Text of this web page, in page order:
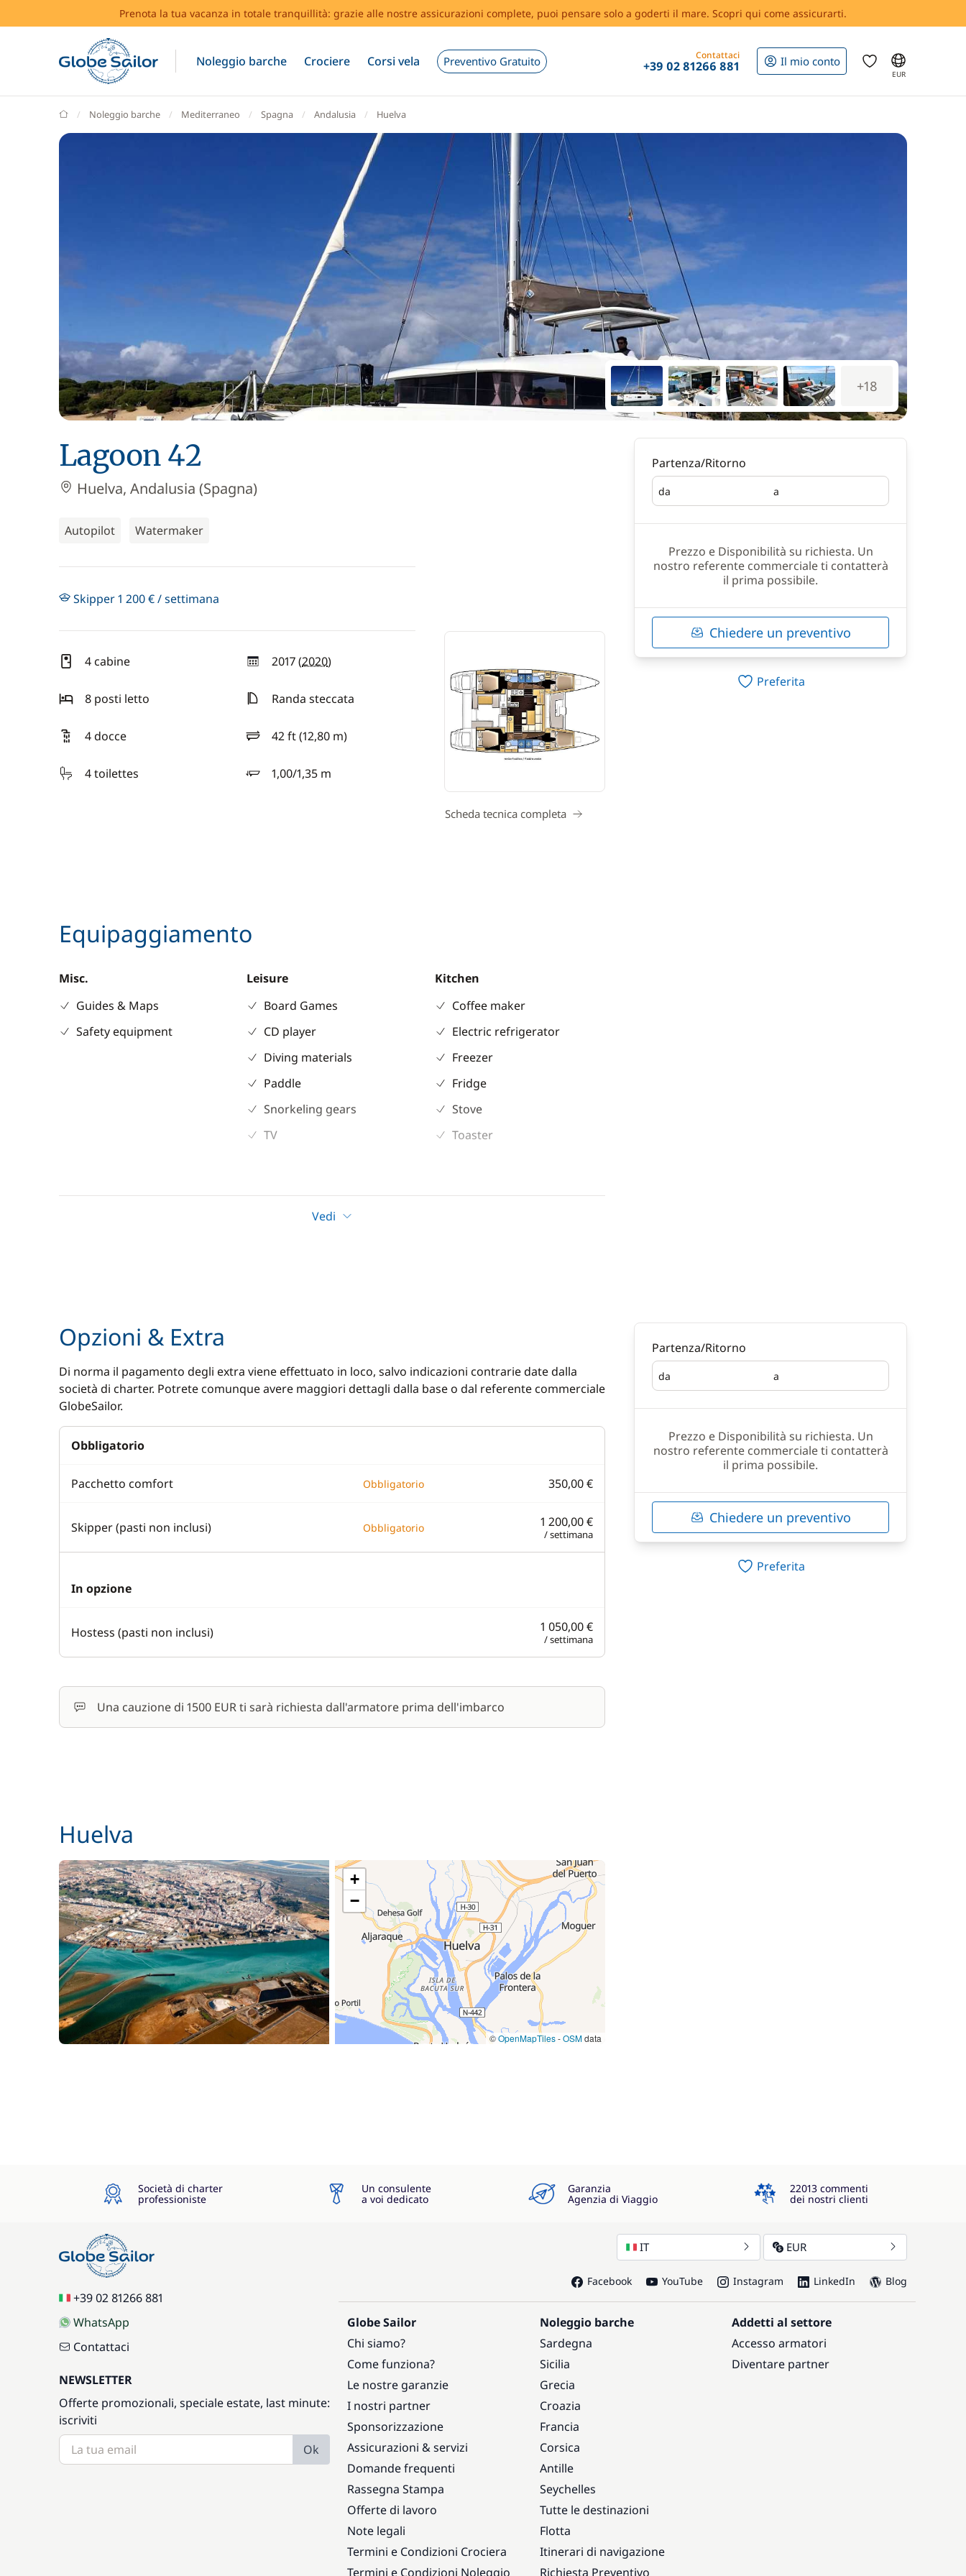
Prenota la tua vacanza in totale tranquillità: grazie alle nostre assicurazioni complete, puoi pensare solo a goderti il mare. Scopri qui come assicurarti.
Noleggio barche Crociere Corsi vela Preventivo Gratuito Contattaci
+39 02 81266 881 Il mio conto
EUR
GlobeSailor
Noleggio barche Mediterraneo Spagna Andalusia Huelva
+18
Lagoon 42
Huelva, Andalusia (Spagna)
Autopilot Watermaker
Skipper 1 200 € / settimana
4 cabine 2017 (2020)
anno
8 posti letto
Randa steccata
4 docce 42 ft (12,80 m)
lunghezza
4 toilettes
1,00/1,35 m
pescaggio
Scheda tecnica completa
Equipaggiamento
Misc.
Guides & Maps
Safety equipment
Leisure
Board Games
CD player
Diving materials
Paddle
Snorkeling gears
TV
Kitchen
Coffee maker
Electric refrigerator
Freezer
Fridge
Stove
Toaster
Speedometer
VHF DSC
Speakers in cockpit
Swimming ladder
Vedi
Partenza/Ritorno
da
Partenza a
Ritorno
Prezzo e Disponibilità su richiesta. Un
nostro referente commerciale ti contatterà
il prima possibile.
Chiedere un preventivo
Preferita
Opzioni & Extra
Di norma il pagamento degli extra viene effettuato in loco, salvo indicazioni contrarie date dalla
società di charter. Potrete comunque avere maggiori dettagli dalla base o dal referente commerciale
GlobeSailor.
Obbligatorio
Pacchetto comfort Obbligatorio 350,00 €
Skipper (pasti non inclusi) Obbligatorio 1 200,00 €
/ settimana
In opzione
Hostess (pasti non inclusi) 1 050,00 €
/ settimana
Una cauzione di 1500 EUR ti sarà richiesta dall'armatore prima dell'imbarco
Huelva
+
−
©OpenMapTiles-OSMdata
Partenza/Ritorno
da
Partenza a
Ritorno
Prezzo e Disponibilità su richiesta. Un
nostro referente commerciale ti contatterà
il prima possibile.
Chiedere un preventivo
Preferita
Società di charter
professioniste
Un consulente
a voi dedicato
Garanzia
Agenzia di Viaggio
4.3
22013 commenti
dei nostri clienti
+39 02 81266 881
WhatsApp
Contattaci
NEWSLETTER
Offerte promozionali, speciale estate, last minute:
iscriviti
Ok
IT EUR
Facebook YouTube Instagram LinkedIn Blog
Globe Sailor
Chi siamo?
Come funziona?
Le nostre garanzie
I nostri partner
Sponsorizzazione
Assicurazioni & servizi
Domande frequenti
Rassegna Stampa
Offerte di lavoro
Note legali
Termini e Condizioni Crociera
Termini e Condizioni Noleggio
Noleggio barche
Sardegna
Sicilia
Grecia
Croazia
Francia
Corsica
Antille
Seychelles
Tutte le destinazioni
Flotta
Itinerari di navigazione
Richiesta Preventivo
Addetti al settore
Accesso armatori
Diventare partner